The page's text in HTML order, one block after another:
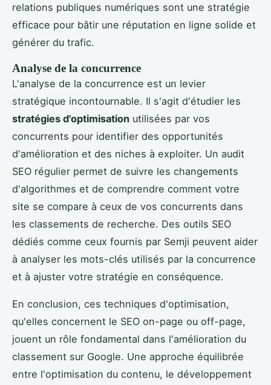
relations publiques numériques sont une stratégie
efficace pour bâtir une réputation en ligne solide et
générer du trafic.
Analyse de la concurrence
L'analyse de la concurrence est un levier
stratégique incontournable. Il s'agit d'étudier les
stratégies d'optimisation utilisées par vos
concurrents pour identifier des opportunités
d'amélioration et des niches à exploiter. Un audit
SEO régulier permet de suivre les changements
d'algorithmes et de comprendre comment votre
site se compare à ceux de vos concurrents dans
les classements de recherche. Des outils SEO
dédiés comme ceux fournis par Semji peuvent aider
à analyser les mots-clés utilisés par la concurrence
et à ajuster votre stratégie en conséquence.
En conclusion, ces techniques d'optimisation,
qu'elles concernent le SEO on-page ou off-page,
jouent un rôle fondamental dans l'amélioration du
classement sur Google. Une approche équilibrée
entre l'optimisation du contenu, le développement